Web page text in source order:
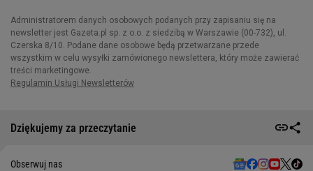
Dziękujemy za przeczytanie
Obserwuj nas